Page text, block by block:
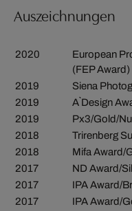
Auszeichnungen
2020
European
(FEP Award)
2019
Siena
2019
A`Design
2019
Px3/Gold/
2018
Trirenberg
2018
Mifa Award/
2017
ND Award/
2017
IPA Award/
2017
IPA Award/